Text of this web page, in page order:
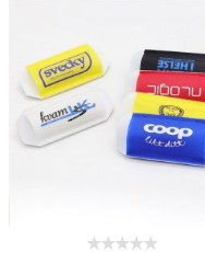
Werbeartikel
anfragen